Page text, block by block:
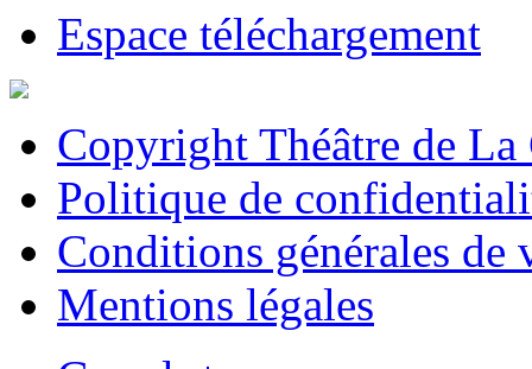
Espace téléchargement
Copyright Théâtre de
Politique de
Conditions générales de
Mentions légales